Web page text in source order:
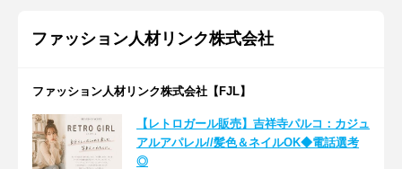
ファッション人材リンク株式会社
ファッション人材リンク株式会社【FJL】
【レトロガール販売】吉祥寺パルコ：カジュ
アルアパレル//髪色＆ネイルOK◆電話選考
◎